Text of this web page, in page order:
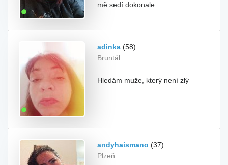
mě sedí dokonale.
adinka (58)
Bruntál
Hledám muže, který není zlý
andyhaismano (37)
Plzeň